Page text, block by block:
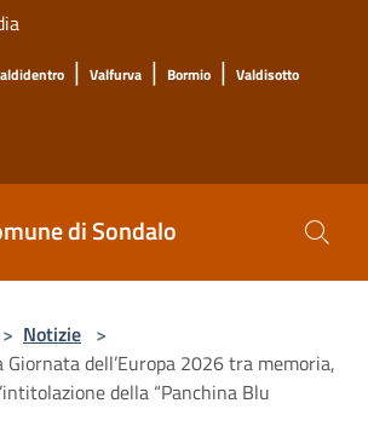
| Valfurva | Bormio | Valdisotto
di Sondalo
> Notizie >
Giornata dell’Europa 2026 tra memoria,
della “Panchina Blu